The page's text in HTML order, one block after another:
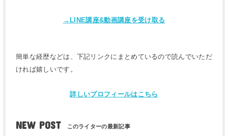
→LINE講座&動画講座を受け取る
簡単な経歴などは、下記リンクにまとめているので読んでいただ
ければ嬉しいです。
詳しいプロフィールはこちら
NEW POST